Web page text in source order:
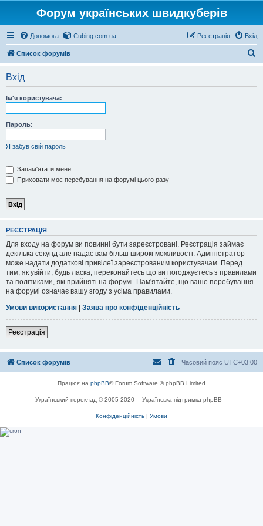
Форум українських швидкуберів
Допомога Cubing.com.ua Вхід
Реєстрація
Список форумів
Вхід
Ім'я користувача:
Пароль:
Я забув свій пароль
Запам'ятати мене
Приховати моє перебування на форумі цього разу
РЕЄСТРАЦІЯ
Для входу на форум ви повинні бути зареєстровані. Реєстрація займає
декілька секунд але надає вам більш широкі можливості. Адміністратор
може надати додаткові привілеї зареєстрованим користувачам. Перед
тим, як увійти, будь ласка, переконайтесь що ви погоджуєтесь з правилами
та політиками, які прийняті на форумі. Пам'ятайте, що ваше перебування
на форумі означає вашу згоду з усіма правилами.
Умови використання | Заява про конфіденційність
Реєстрація
Список форумів Часовий пояс UTC+03:00
Працює на phpBB® Forum Software © phpBB Limited
Український переклад © 2005-2020 Українська підтримка phpBB
Конфіденційність | Умови